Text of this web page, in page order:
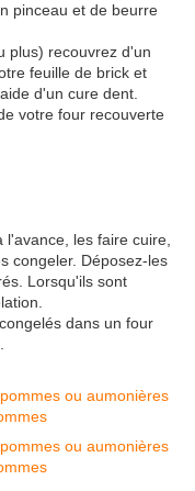
pinceau et de beurre
plus) recouvrez d'un
feuille de brick et
d'un cure dent.
votre four recouverte
les faire cuire,
congeler. Déposez-les
Lorsqu'ils sont
dans un four